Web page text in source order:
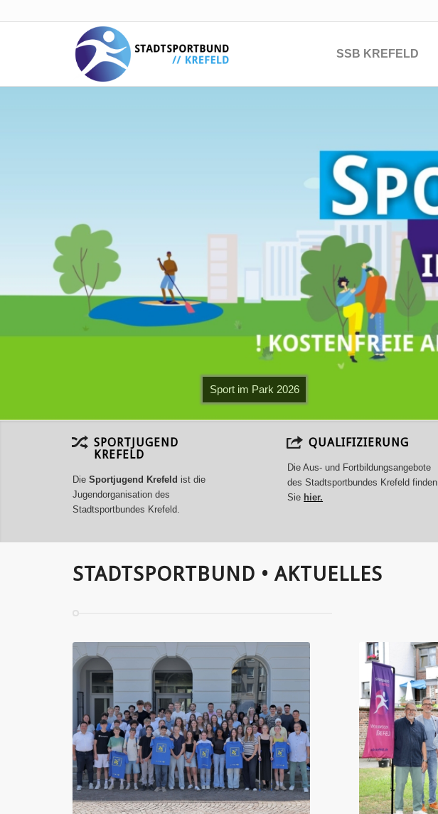
SSB KREFELD
Sport im Park 2026
SPORTJUGEND
KREFELD
Die Sportjugend Krefeld ist die
Jugendorganisation des
Stadtsportbundes Krefeld.
QUALIFIZIERUNG
Die Aus- und Fortbildungsangebote
des Stadtsportbundes Krefeld finden
Sie hier.
STADTSPORTBUND • AKTUELLES